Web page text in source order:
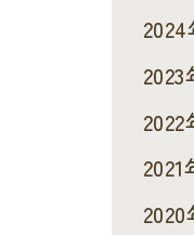
2024
2023
2022
2021
2020